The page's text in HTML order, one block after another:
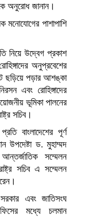
অনুরোধ জানান।
মনোযোগের পাশাপাশি
নিয়ে উদ্বেগ প্রকাশ
অনুপ্রবেশের
ছড়িয়ে পড়ার আশঙ্কা
এবং রোহিঙ্গাদের
ভূমিকা পালনের
সচিব।
বাংলাদেশের পূর্ণ
উপদেষ্টা ড. মুহাম্মদ
সম্মেলন
সচিব এ সম্মেলন
এবং জাতিসংঘ
মধ্যে চলমান